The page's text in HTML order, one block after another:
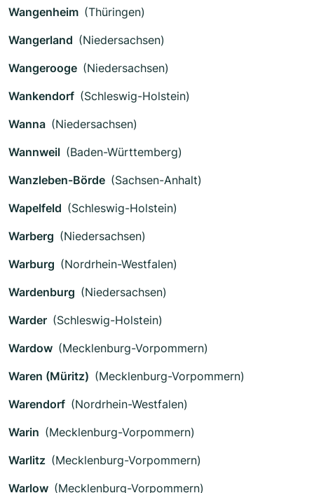
Wangenheim (Thüringen)
Wangerland (Niedersachsen)
Wangerooge (Niedersachsen)
Wankendorf (Schleswig-Holstein)
Wanna (Niedersachsen)
Wannweil (Baden-Württemberg)
Wanzleben-Börde (Sachsen-Anhalt)
Wapelfeld (Schleswig-Holstein)
Warberg (Niedersachsen)
Warburg (Nordrhein-Westfalen)
Wardenburg (Niedersachsen)
Warder (Schleswig-Holstein)
Wardow (Mecklenburg-Vorpommern)
Waren (Müritz) (Mecklenburg-Vorpommern)
Warendorf (Nordrhein-Westfalen)
Warin (Mecklenburg-Vorpommern)
Warlitz (Mecklenburg-Vorpommern)
Warlow (Mecklenburg-Vorpommern)